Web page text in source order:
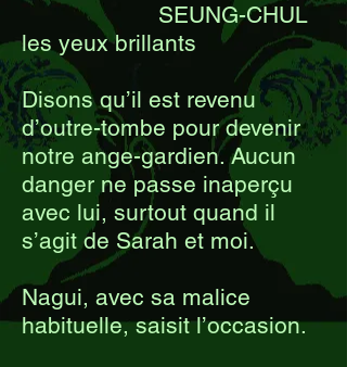
SEUNG-CHUL
les yeux brillants
Disons qu’il est revenu
d’outre-tombe pour devenir
notre ange-gardien. Aucun
danger ne passe inaperçu
avec lui, surtout quand il
s’agit de Sarah et moi.
Nagui, avec sa malice
habituelle, saisit l’occasion.